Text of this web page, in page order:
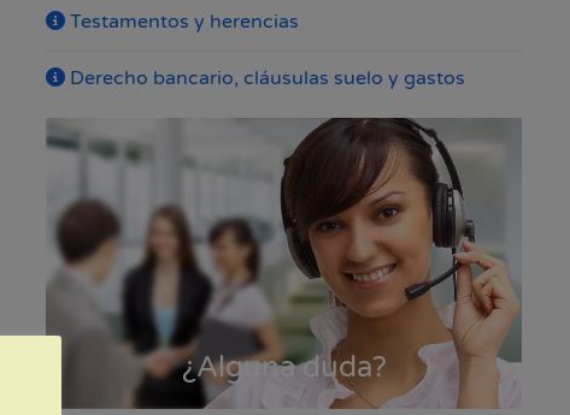
Testamentos y herencias
Derecho bancario, cláusulas suelo y gastos
¿Alguna duda?